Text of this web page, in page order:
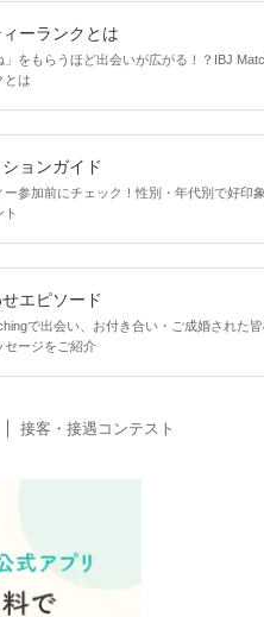
ーランクとは
」をもらうほど出会いが広がる！？IBJ
とは
ョンガイド
ー参加前にチェック！性別・年代別で好印
せエピソード
で出会い、お付き合い・ご成婚された
セージをご紹介
接客・接遇コンテスト